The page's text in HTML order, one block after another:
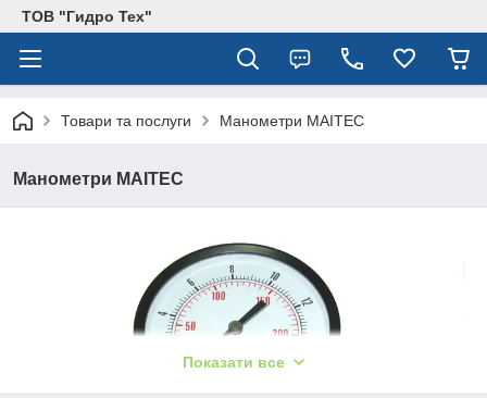
ТОВ "Гидро Тех"
Товари та послуги Манометри MAITEC
Манометри MAITEC
Показати все